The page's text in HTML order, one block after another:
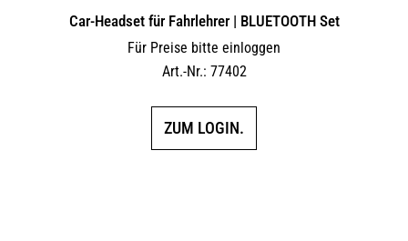
Car-Headset für Fahrlehrer | BLUETOOTH Set
Für Preise bitte einloggen
Art.-Nr.: 77402
ZUM LOGIN.